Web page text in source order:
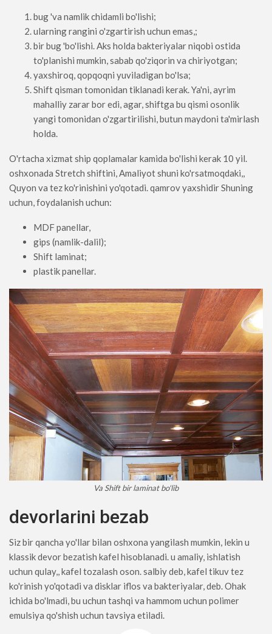
bug 'va namlik chidamli bo'lishi;
ularning rangini o'zgartirish uchun emas,;
bir bug 'bo'lishi. Aks holda bakteriyalar niqobi ostida
to'planishi mumkin, sabab qo'ziqorin va chiriyotgan;
yaxshiroq, qopqoqni yuviladigan bo'lsa;
Shift qisman tomonidan tiklanadi kerak. Ya'ni, ayrim
mahalliy zarar bor edi, agar, shiftga bu qismi osonlik
yangi tomonidan o'zgartirilishi, butun maydoni ta'mirlash
holda.
O'rtacha xizmat ship qoplamalar kamida bo'lishi kerak 10 yil.
oshxonada Stretch shiftini, Amaliyot shuni ko'rsatmoqdaki,,
Quyon va tez ko'rinishini yo'qotadi. qamrov yaxshidir Shuning
uchun, foydalanish uchun:
MDF panellar,
gips (namlik-dalil);
Shift laminat;
plastik panellar.
Va Shift bir laminat bo'lib
devorlarini bezab
Siz bir qancha yo'llar bilan oshxona yangilash mumkin, lekin u
klassik devor bezatish kafel hisoblanadi. u amaliy, ishlatish
uchun qulay,, kafel tozalash oson. salbiy deb, kafel tikuv tez
ko'rinish yo'qotadi va disklar iflos va bakteriyalar, deb. Ohak
ichida bo'lmadi, bu uchun tashqi va hammom uchun polimer
emulsiya qo'shish uchun tavsiya etiladi.